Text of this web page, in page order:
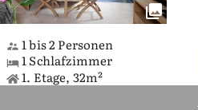
1 bis 2 Personen
1 Schlafzimmer
1. Etage, 32m²